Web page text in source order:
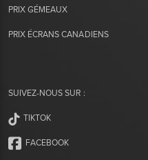
PRIX GÉMEAUX
PRIX ÉCRANS CANADIENS
SUIVEZ-NOUS SUR :
TIKTOK
FACEBOOK